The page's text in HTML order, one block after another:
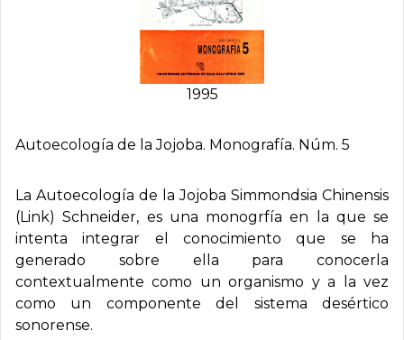
1995
Autoecologí­a de la Jojoba. Monografí­a. Núm. 5
La Autoecología de laJojoba Simmondsia Chinensis
(Link) Schneider, es una monogrfía en la que se
intenta integrar el conocimiento que se ha
generado sobre ella para conocerla
contextualmente como un organismo y a la vez
como un componente del sistema desértico
sonorense.